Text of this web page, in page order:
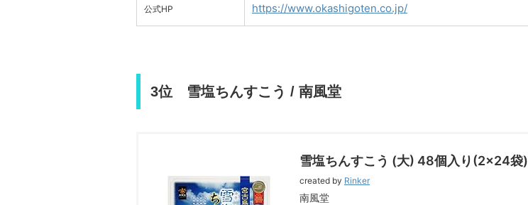
公式HP https://www.okashigoten.co.jp/
3位 雪塩ちんすこう / 南風堂
雪塩ちんすこう (大) 48個入り(2×24袋)
created by Rinker
南風堂